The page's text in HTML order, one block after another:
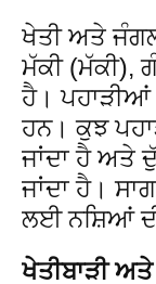
ਖੇਤੀ ਅਤੇ
ਮੱਕੀ (ਮੱਕੀ),
ਹੈ। ਪਹਾੜੀਆਂ
ਹਨ। ਕੁਝ
ਜਾਂਦਾ ਹੈ ਅਤੇ
ਜਾਂਦਾ ਹੈ।
ਲਈ ਨਸ਼ਿਆਂ
ਖੇਤੀਬਾੜੀ